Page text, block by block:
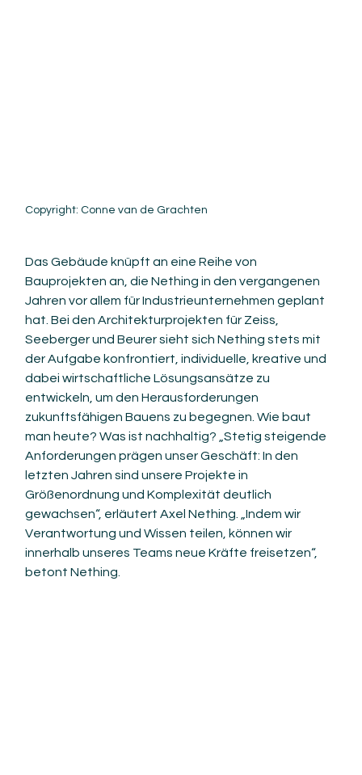
Copyright: Conne van de Grachten
Das Gebäude knüpft an eine Reihe von
Bauprojekten an, die Nething in den vergangenen
Jahren vor allem für Industrieunternehmen geplant
hat. Bei den Architekturprojekten für Zeiss,
Seeberger und Beurer sieht sich Nething stets mit
der Aufgabe konfrontiert, individuelle, kreative und
dabei wirtschaftliche Lösungsansätze zu
entwickeln, um den Herausforderungen
zukunftsfähigen Bauens zu begegnen. Wie baut
man heute? Was ist nachhaltig? „Stetig steigende
Anforderungen prägen unser Geschäft: In den
letzten Jahren sind unsere Projekte in
Größenordnung und Komplexität deutlich
gewachsen“, erläutert Axel Nething. „Indem wir
Verantwortung und Wissen teilen, können wir
innerhalb unseres Teams neue Kräfte freisetzen“,
betont Nething.